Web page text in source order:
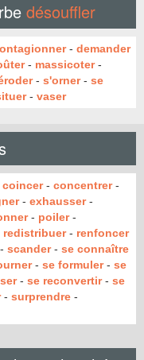
désouffler
- demander
- massicoter-
- s'orner- se
- vaser
coincer- concentrer-
- exhausser-
- poiler-
redistribuer- renfoncer
scander- se connaître
- se formuler- se
- se reconvertir- se
- surprendre -